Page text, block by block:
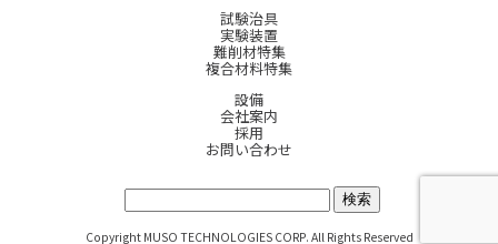
試験治具
実験装置
難削材特集
複合材料特集
設備
会社案内
採用
お問い合わせ
サイト内検索:
Copyright MUSO TECHNOLOGIES CORP. All Rights Reserved